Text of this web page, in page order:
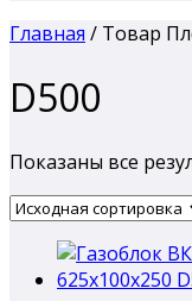
Главная / Товар
D500
Показаны все